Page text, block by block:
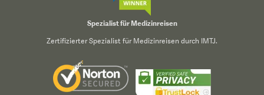
Spezialist für Medizinreisen
Zertifizierter Spezialist für Medizinreisen durch IMTJ.